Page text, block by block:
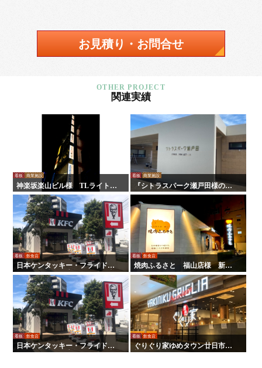
お見積り・お問合せ
関連実績
看板 商業施設
神楽坂楽山ビル様 TLライトパ
ネル
看板 商業施設
『シトラスパーク瀬戸田様のリ
ニューアルに伴う施工を行いま
した！
看板 飲食店
日本ケンタッキー・フライド・
チキン様 全国店舗サイン工事 |
タテイシ広美社
看板 飲食店
焼肉ふるさと 福山店様 新装
サイン工事
看板 飲食店
日本ケンタッキー・フライド・
チキン様 全国店舗サイン工事
看板 飲食店
ぐりぐり家ゆめタウン廿日市店
様 新装サイン工事